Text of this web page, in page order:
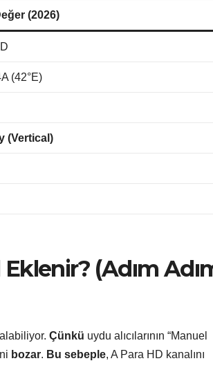
(2026)
(42°E)
(Vertical)
Eklenir? (Adım
Çünkü uydu alıcılarının “Manuel
bozar. Bu sebeple, A Para HD kanalını